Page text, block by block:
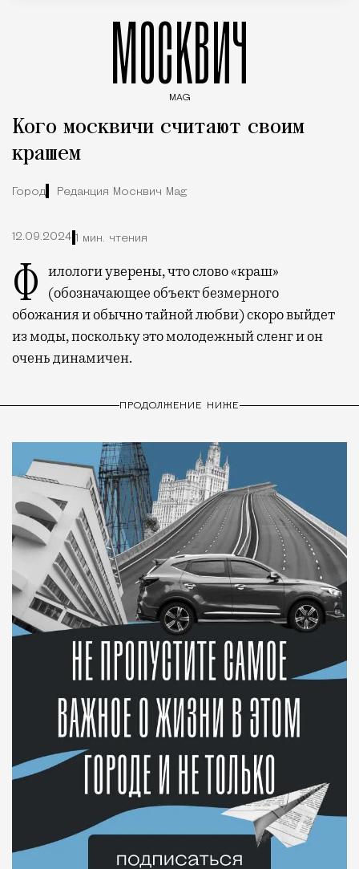
МОСКВИЧ
MAG
Кого москвичи считают своим
крашем
Город Редакция Москвич Mag
12.09.2024 1 мин. чтения
Филологи уверены, что слово «краш»
(обозначающее объект безмерного
обожания и обычно тайной любви) скоро выйдет
из моды, поскольку это молодежный сленг и он
очень динамичен.
ПРОДОЛЖЕНИЕ НИЖЕ